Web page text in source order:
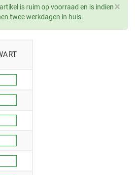
×
is ruim op voorraad en is indien
twee werkdagen in huis.